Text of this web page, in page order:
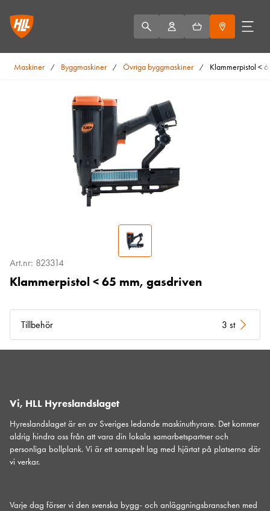
Maskiner / Byggmaskiner / Övriga byggmaskiner / Klammerpistol <
Art.nr: 823314
Klammerpistol < 65 mm, gasdriven
Tillbehör 3 st
Vi, HLL Hyreslandslaget
Hyreslandslaget är en av Sveriges ledande maskinuthyrare. Det kommer
aldrig hindra oss från att vara din lokala samarbetspartner och
personliga bollplank. Vi är ett samspelt lag med hjärtat på platserna där
vi verkar.
Varje dag förser vi den svenska bygg- och anläggningsbranschen med